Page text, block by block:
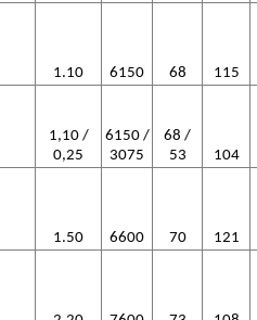
1.10 6150 68
115
1,10 /
0,25
6150 /
3075
68 /
53
104
1.50 6600 70
121